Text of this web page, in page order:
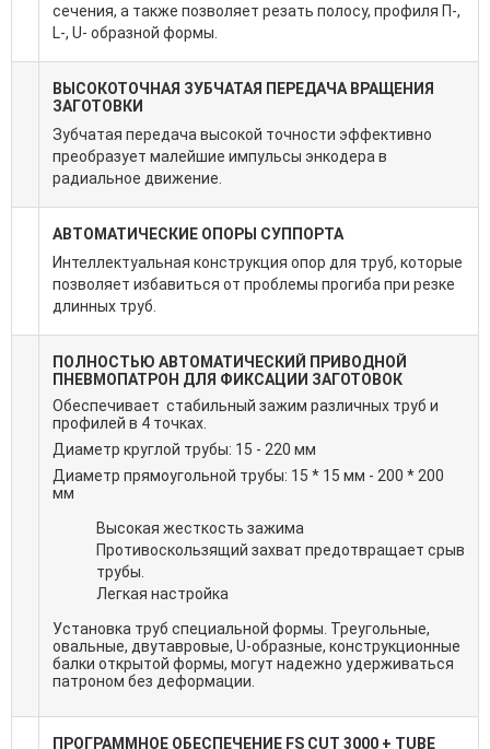
сечения, а также позволяет резать полосу, профиля П-,
L-, U- образной формы.
ВЫСОКОТОЧНАЯ ЗУБЧАТАЯ ПЕРЕДАЧА ВРАЩЕНИЯ
ЗАГОТОВКИ
Зубчатая передача высокой точности эффективно
преобразует малейшие импульсы энкодера в
радиальное движение.
АВТОМАТИЧЕСКИЕ ОПОРЫ СУППОРТА
Интеллектуальная конструкция опор для труб, которые
позволяет избавиться от проблемы прогиба при резке
длинных труб.
ПОЛНОСТЬЮ АВТОМАТИЧЕСКИЙ ПРИВОДНОЙ
ПНЕВМОПАТРОН ДЛЯ ФИКСАЦИИ ЗАГОТОВОК
Обеспечивает стабильный зажим различных труб и
профилей в 4 точках.
Диаметр круглой трубы: 15 - 220 мм
Диаметр прямоугольной трубы: 15 * 15 мм - 200 * 200
мм
Высокая жесткость зажима
Противоскользящий захват предотвращает срыв
трубы.
Легкая настройка
Установка труб специальной формы. Треугольные,
овальные, двутавровые, U-образные, конструкционные
балки открытой формы, могут надежно удерживаться
патроном без деформации.
ПРОГРАММНОЕ ОБЕСПЕЧЕНИЕ FS CUT 3000 + TUBE